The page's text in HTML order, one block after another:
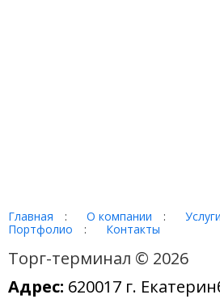
Главная : О компании : Услуги
Портфолио
: Контакты
Торг-терминал © 2026
Адрес: 620017 г.